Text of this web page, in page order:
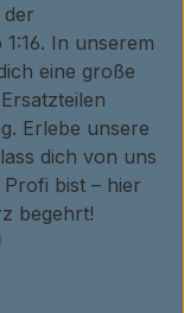
der
In unserem
eine große
Erlebe unsere
dich von uns
bist – hier
begehrt!